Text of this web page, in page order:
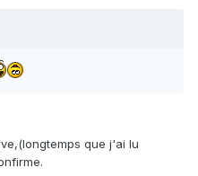
que j'ai lu